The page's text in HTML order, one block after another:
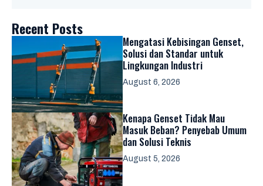
Recent Posts
Mengatasi Kebisingan Genset,
Solusi dan Standar untuk
Lingkungan Industri
August 6, 2026
Kenapa Genset Tidak Mau
Masuk Beban? Penyebab Umum
dan Solusi Teknis
August 5, 2026